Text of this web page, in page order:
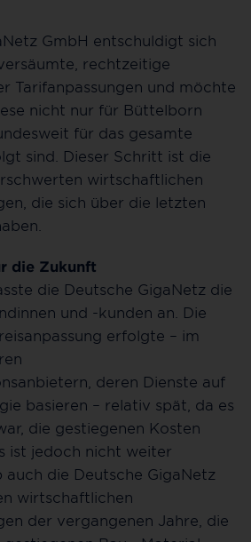
GmbH entschuldigt sich
rechtzeitige
Tarifanpassungen und möchte
nicht nur für Büttelborn
für das gesamte
sind. Dieser Schritt ist die
wirtschaftlichen
die sich über die letzten
die Zukunft
die Deutsche GigaNetz die
und -kunden an. Die
erfolgte – im
deren Dienste auf
basieren – relativ spät, da es
die gestiegenen Kosten
ist jedoch nicht weiter
auch die Deutsche GigaNetz
wirtschaftlichen
der vergangenen Jahre, die